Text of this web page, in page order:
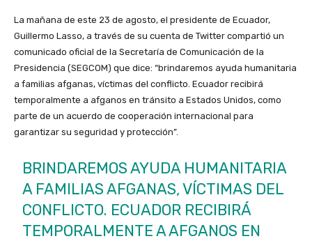
La mañana de este 23 de agosto, el presidente de Ecuador,
Guillermo Lasso, a través de su cuenta de Twitter compartió un
comunicado oficial de la Secretaría de Comunicación de la
Presidencia (SEGCOM) que dice: “brindaremos ayuda humanitaria
a familias afganas, víctimas del conflicto. Ecuador recibirá
temporalmente a afganos en tránsito a Estados Unidos, como
parte de un acuerdo de cooperación internacional para
garantizar su seguridad y protección”.
BRINDAREMOS AYUDA HUMANITARIA
A FAMILIAS AFGANAS, VÍCTIMAS DEL
CONFLICTO. ECUADOR RECIBIRÁ
TEMPORALMENTE A AFGANOS EN